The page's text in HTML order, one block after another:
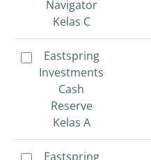
Navigator
Kelas C
Eastspring
Investments
Cash
Reserve
Kelas A
Eastspring
Navigator
Kelas C
Eastspring
Investments
Cash
Reserve
Kelas A
Eastspring